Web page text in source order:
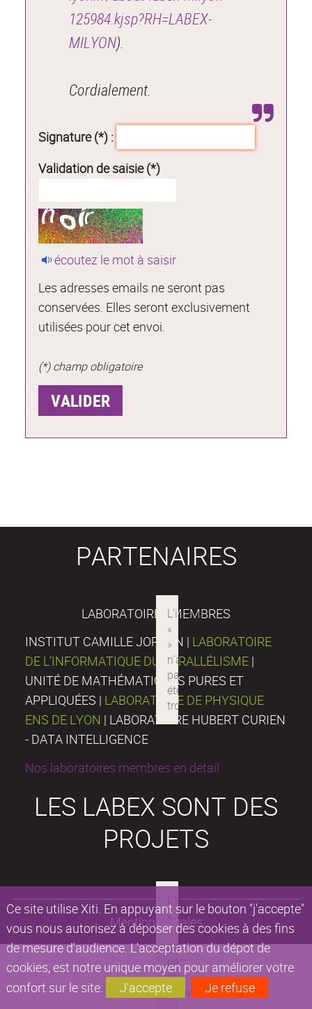
Ce site utilise Xiti. En appuyant sur le bouton "j'accepte"
vous nous autorisez à déposer des cookies à des fins
de mesure d'audience. L'acceptation du dépot de
cookies, est notre unique moyen pour améliorer votre
confort sur le site.
J'accepte Je refuse
125984.kjsp?RH=LABEX-
MILYON).
Cordialement.
Signature (*) :
Validation de saisie (*)
écoutez le mot à saisir
Les adresses emails ne seront pas
conservées. Elles seront exclusivement
utilisées pour cet envoi.
(*) champ obligatoire
PARTENAIRES
LABORATOIRES MEMBRES
INSTITUT CAMILLE JORDAN | LABORATOIRE
DE L’INFORMATIQUE DU PARALLÉLISME |
UNITÉ DE MATHÉMATIQUES PURES ET
APPLIQUÉES | LABORATOIRE DE PHYSIQUE
ENS DE LYON | LABORATOIRE HUBERT CURIEN
- DATA INTELLIGENCE
Nos laboratoires membres en détail
LES LABEX SONT DES
PROJETS
Mentions légales